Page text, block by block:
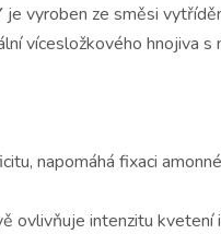
je vyroben ze směsi
vícesložkového hnojiva
napomáhá fixaci
ovlivňuje intenzitu